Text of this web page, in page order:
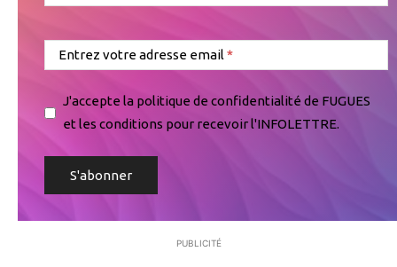
Entrez votre adresse email
J'accepte la politique de confidentialité de FUGUES
et les conditions pour recevoir l'INFOLETTRE.
PUBLICITÉ